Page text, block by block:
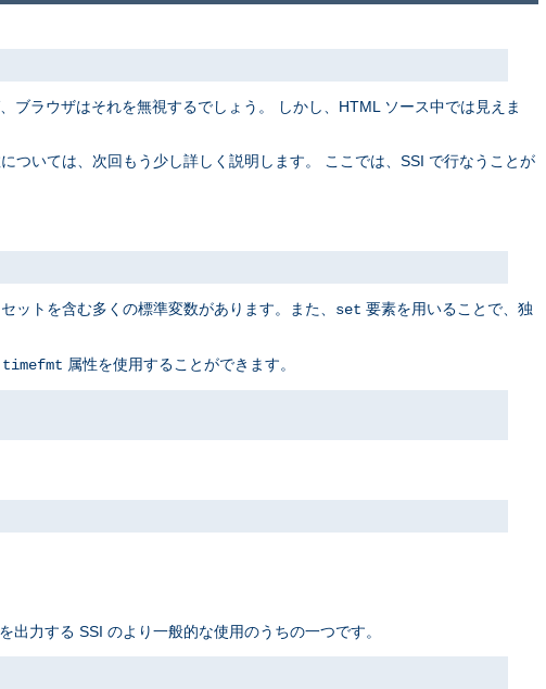
ラウザはそれを無視するでしょう。 しかし、HTML ソース中では見えま
いては、次回もう少し詳しく説明します。 ここでは、SSI で行なうことが
ットを含む多くの標準変数があります。また、 set 要素を用いることで、独
timefmt 属性を使用することができます。
力する SSI のより一般的な使用のうちの一つです。